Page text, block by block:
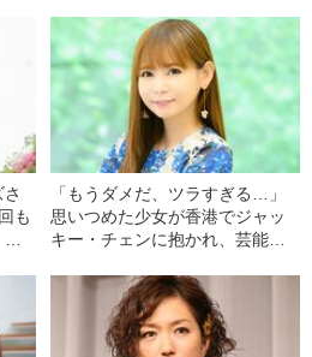
も
「もうダメだ、ツラすぎる…」
思いつめた少女が香港でジャッ
キー・チェンに抱かれ、芸能界